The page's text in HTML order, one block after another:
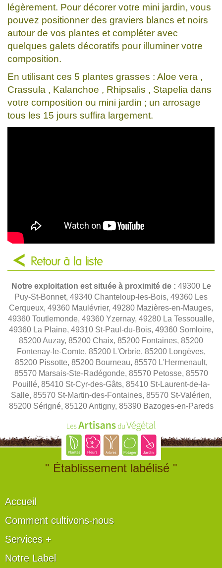
légèrement. Pour décorer votre mini jardin, vous
pouvez positionner des graviers blancs et noirs
autour de vos plantes et compléter avec
quelques galets décoratifs pour illuminer votre
composition.
En utilisant ces 5 plantes grasses : Aloe vera ,
Crassula , Kalanchoe , Rhipsalis , Stapelia dans
votre composition ou mini jardin ; un arrosage
tous les 15 jours suffira largement.
Retour à la liste
Notre exploitation est située à proximité de : 49300 Le
Puy-St-Bonnet, 49340 Chanteloup-les-Bois, 49360 Les
Cerqueux, 49360 Maulévrier, 49280 Mazières-en-Mauges,
49360 Toutlemonde, 49360 Yzernay, 49280 La Tessoualle,
49360 La Plaine, 49310 St-Paul-du-Bois, 49360 Somloire,
85200 Auzay, 85200 Chaix, 85200 Fontaines, 85200
Fontenay-le-Comte, 85200 L'Orbrie, 85200 Longèves,
85200 Pissotte, 85200 Bourneau, 85570 L'Hermenault,
85570 Marsais-Ste-Radégonde, 85570 Petosse, 85570
Pouillé, 85410 St-Cyr-des-Gâts, 85410 St-Laurent-de-la-
Salle, 85570 St-Martin-des-Fontaines, 85570 St-Valérien,
85200 Sérigné, 85120 Antigny, 85390 Bazoges-en-Pareds
" Établissement labélisé "
Accueil
Comment cultivons-nous
Services +
Notre Label